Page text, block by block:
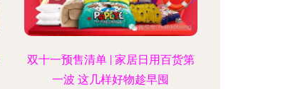
双十一预售清单 | 家居日用百货第
一波 这几样好物趁早囤